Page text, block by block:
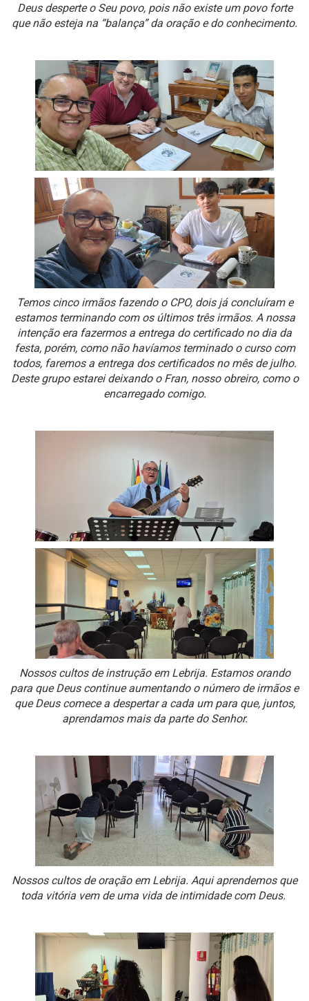
Deus desperte o Seu povo, pois não existe um povo forte
que não esteja na “balança” da oração e do conhecimento.
Temos cinco irmãos fazendo o CPO, dois já concluíram e
estamos terminando com os últimos três irmãos. A nossa
intenção era fazermos a entrega do certificado no dia da
festa, porém, como não havíamos terminado o curso com
todos, faremos a entrega dos certificados no mês de julho.
Deste grupo estarei deixando o Fran, nosso obreiro, como o
encarregado comigo.
Nossos cultos de instrução em Lebrija. Estamos orando
para que Deus continue aumentando o número de irmãos e
que Deus comece a despertar a cada um para que, juntos,
aprendamos mais da parte do Senhor.
Nossos cultos de oração em Lebrija. Aqui aprendemos que
toda vitória vem de uma vida de intimidade com Deus.